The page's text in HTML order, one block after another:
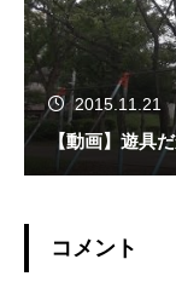
2015.11.21
【動画】遊具
コメント